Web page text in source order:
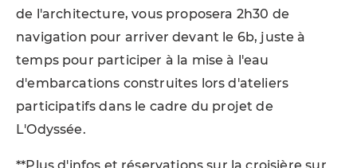
de l'architecture, vous proposera 2h30 de
navigation pour arriver devant le 6b, juste à
temps pour participer à la mise à l'eau
d'embarcations construites lors d'ateliers
participatifs dans le cadre du projet de
L'Odyssée.